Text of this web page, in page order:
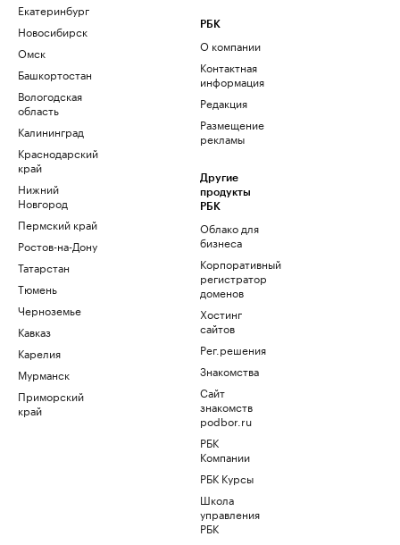
Екатеринбург
Новосибирск
Омск
Башкортостан
Вологодская
область
Калининград
Краснодарский
край
Нижний
Новгород
Пермский край
Ростов-на-Дону
Татарстан
Тюмень
Черноземье
Кавказ
Карелия
Мурманск
Приморский
край
РБК
О компании
Контактная
информация
Редакция
Размещение
рекламы
Другие
продукты
РБК
Облако для
бизнеса
Корпоративный
регистратор
доменов
Хостинг
сайтов
Рег.решения
Знакомства
Сайт
знакомств
podbor.ru
РБК
Компании
РБК Курсы
Школа
управления
РБК